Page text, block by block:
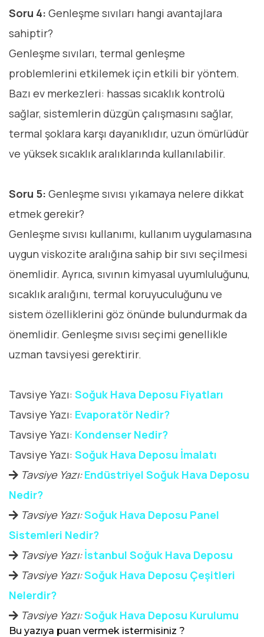
Soru 4: Genleşme sıvıları hangi avantajlara
sahiptir?
Genleşme sıvıları, termal genleşme
problemlerini etkilemek için etkili bir yöntem.
Bazı ev merkezleri: hassas sıcaklık kontrolü
sağlar, sistemlerin düzgün çalışmasını sağlar,
termal şoklara karşı dayanıklıdır, uzun ömürlüdür
ve yüksek sıcaklık aralıklarında kullanılabilir.
Soru 5: Genleşme sıvısı yıkamaya nelere dikkat
etmek gerekir?
Genleşme sıvısı kullanımı, kullanım uygulamasına
uygun viskozite aralığına sahip bir sıvı seçilmesi
önemlidir. Ayrıca, sıvının kimyasal uyumluluğunu,
sıcaklık aralığını, termal koruyuculuğunu ve
sistem özelliklerini göz önünde bulundurmak da
önemlidir. Genleşme sıvısı seçimi genellikle
uzman tavsiyesi gerektirir.
Tavsiye Yazı: Soğuk Hava Deposu Fiyatları
Tavsiye Yazı: Evaporatör Nedir?
Tavsiye Yazı: Kondenser Nedir?
Tavsiye Yazı: Soğuk Hava Deposu İmalatı
Tavsiye Yazı:Endüstriyel Soğuk Hava Deposu
Nedir?
Tavsiye Yazı:Soğuk Hava Deposu Panel
Sistemleri Nedir?
Tavsiye Yazı:İstanbul Soğuk Hava Deposu
Tavsiye Yazı:Soğuk Hava Deposu Çeşitleri
Nelerdir?
Tavsiye Yazı:Soğuk Hava Deposu Kurulumu
Bu yazıya puan vermek istermisiniz ?